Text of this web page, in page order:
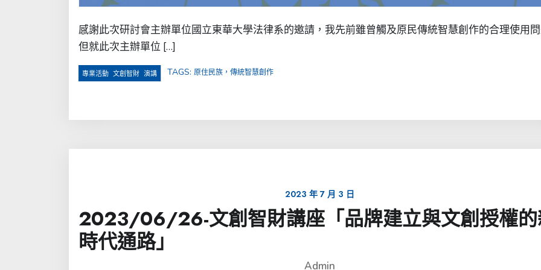
感謝此次研討會主辦單位國立東華大學法律系的邀請，我先前雖曾觸及原民傳統智慧創作的合理使用
但就此次主辦單位 […]
專業活動 文創智財 演講 TAGS: 原住民族，傳統智慧創作
2023 年 7 月 3 日
2023/06/26-文創智財講座「品牌建立與文創授權
時代通路」
Admin